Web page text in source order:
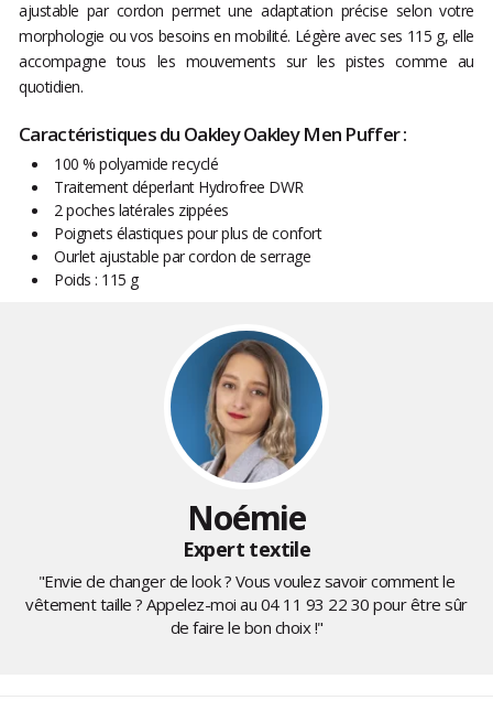
ajustable par cordon permet une adaptation précise selon votre
morphologie ou vos besoins en mobilité. Légère avec ses 115 g, elle
accompagne tous les mouvements sur les pistes comme au
quotidien.
Caractéristiques du Oakley Oakley Men Puffer :
100 % polyamide recyclé
Traitement déperlant Hydrofree DWR
2 poches latérales zippées
Poignets élastiques pour plus de confort
Ourlet ajustable par cordon de serrage
Poids : 115 g
Noémie
Expert textile
"Envie de changer de look ? Vous voulez savoir comment le
vêtement taille ? Appelez-moi au 04 11 93 22 30 pour être sûr
de faire le bon choix !"